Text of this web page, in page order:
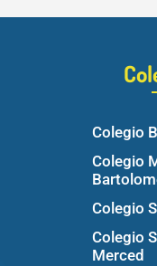
Colegio
Colegio
Colegio
Colegio
Merced